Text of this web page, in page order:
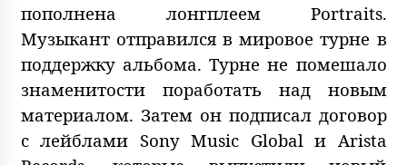
пополнена лонгплеем Portraits.
Музыкант отправился в мировое турне в
поддержку альбома. Турне не помешало
знаменитости поработать над новым
материалом. Затем он подписал договор
с лейблами Sony Music Global и Arista